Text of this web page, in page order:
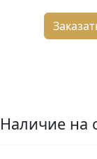
Наличие на